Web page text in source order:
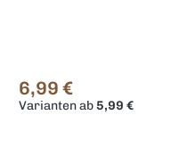
Varianten ab5,99 €
Regulärer Preis:
6,99 €